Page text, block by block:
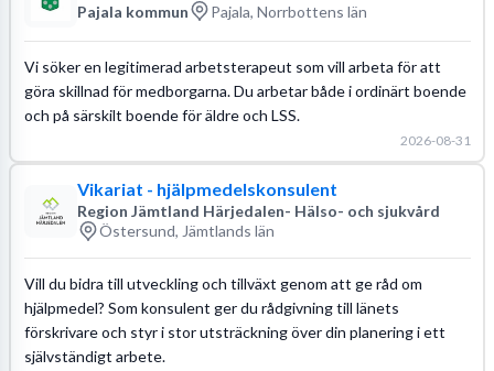
Pajala kommun Pajala, Norrbottens län
Vi söker en legitimerad arbetsterapeut som vill arbeta för att
göra skillnad för medborgarna. Du arbetar både i ordinärt boende
och på särskilt boende för äldre och LSS.
2026-08-31
Vikariat - hjälpmedelskonsulent
Region Jämtland Härjedalen- Hälso- och sjukvård
Östersund, Jämtlands län
Vill du bidra till utveckling och tillväxt genom att ge råd om
hjälpmedel? Som konsulent ger du rådgivning till länets
förskrivare och styr i stor utsträckning över din planering i ett
självständigt arbete.